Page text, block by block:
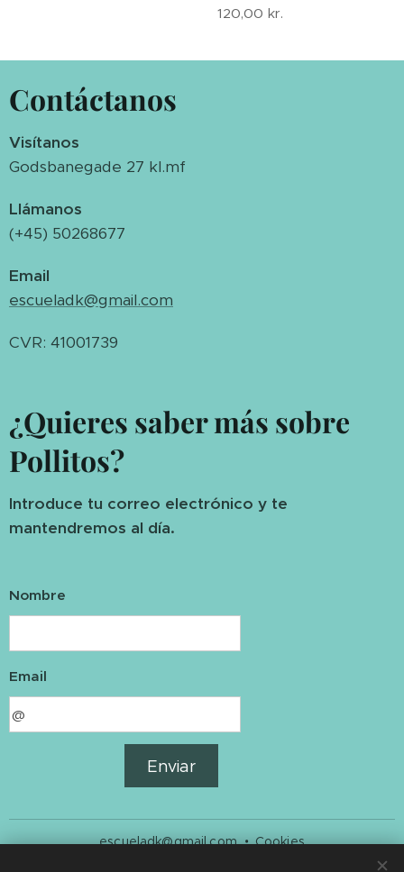
120,00 kr.
Contáctanos
Visítanos
Godsbanegade 27 kl.mf
Llámanos
(+45) 50268677
Email
escueladk@gmail.com
CVR: 41001739
¿Quieres saber más sobre
Pollitos?
Introduce tu correo electrónico y te
mantendremos al día.
Nombre
Email
Enviar
escueladk@gmail.com Cookies